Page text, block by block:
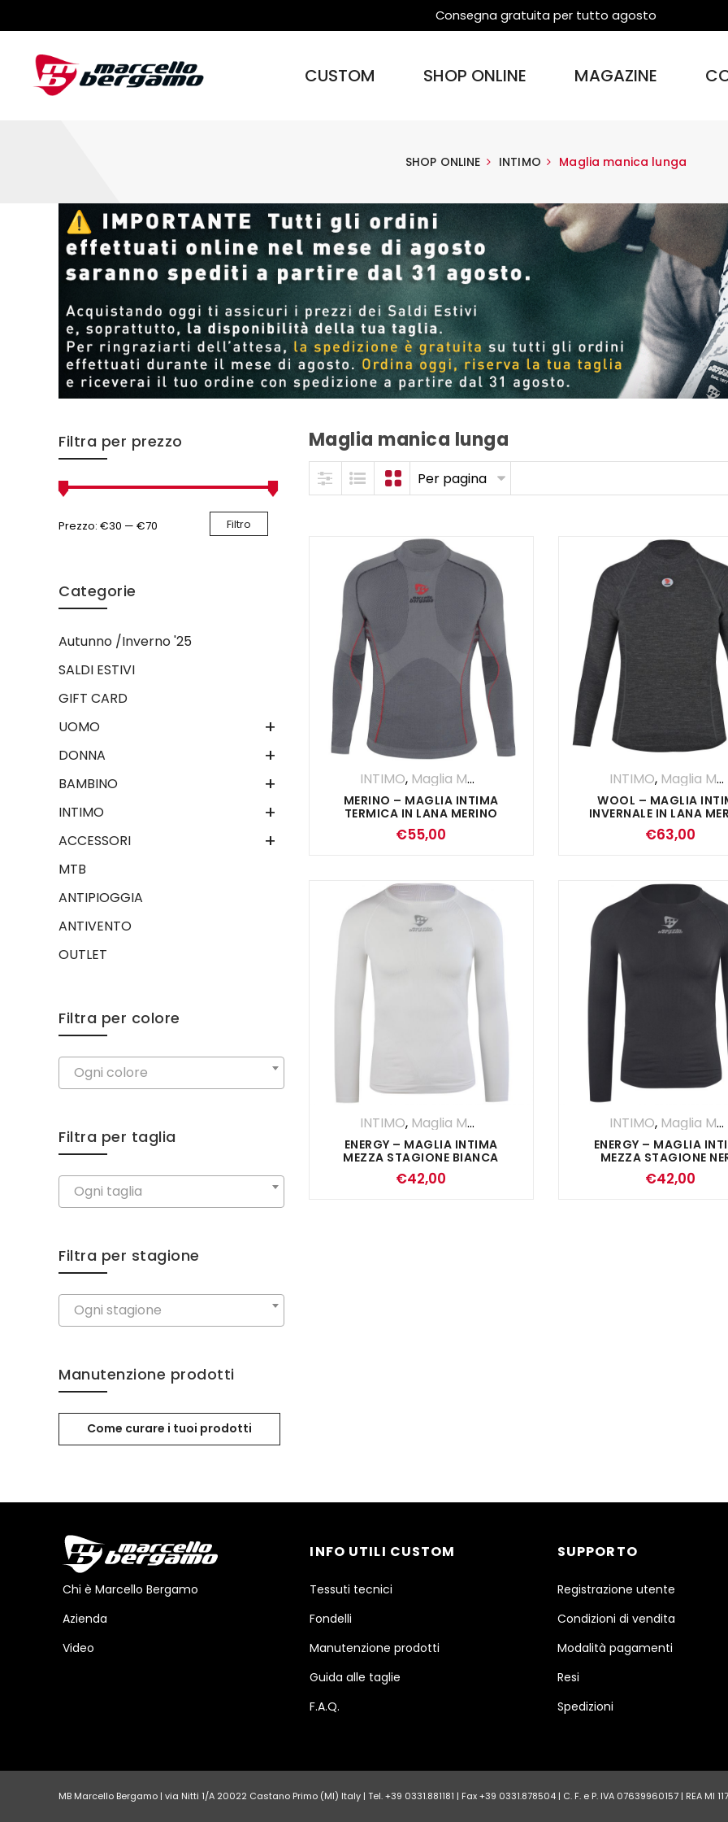
Consegna gratuita per tutto agosto
CUSTOM SHOP ONLINE MAGAZINE
SHOP ONLINE INTIMO Maglia manica lunga
Skip to content Maglia manica lunga
Per pagina
INTIMO, Maglia Manica Lunga
MERINO – MAGLIA INTIMA
TERMICA IN LANA MERINO
€55,00
INTIMO, Maglia Manica Lunga
WOOL – MAGLIA
INVERNALE IN LANA
€63,00
INTIMO, Maglia Manica Lunga
ENERGY – MAGLIA INTIMA
MEZZA STAGIONE BIANCA
€42,00
INTIMO, Maglia Manica Lunga
ENERGY – MAGLIA
MEZZA STAGIONE
€42,00
Filtra per prezzo
Filtro
Prezzo: €30 — €70
Categorie
Autunno /Inverno '25
SALDI ESTIVI
GIFT CARD
+
UOMO
+
DONNA
+
BAMBINO
+
INTIMO
+
ACCESSORI
MTB
ANTIPIOGGIA
ANTIVENTO
OUTLET
Filtra per colore
Ogni colore
Filtra per taglia
Ogni taglia
Filtra per stagione
Ogni stagione
Manutenzione prodotti
Come curare i tuoi prodotti
Chi è Marcello Bergamo
Azienda
Video
INFO UTILI CUSTOM
Tessuti tecnici
Fondelli
Manutenzione prodotti
Guida alle taglie
F.A.Q.
SUPPORTO
Registrazione utente
Condizioni di vendita
Modalità pagamenti
Resi
Spedizioni
MB Marcello Bergamo | via Nitti 1/A 20022 Castano Primo (MI) Italy | Tel. +39 0331.881181 | Fax +39 0331.878504 | C. F. e P. IVA 07639960157 | REA MI